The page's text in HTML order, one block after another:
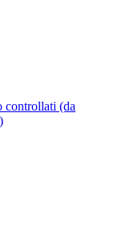
controllati (da